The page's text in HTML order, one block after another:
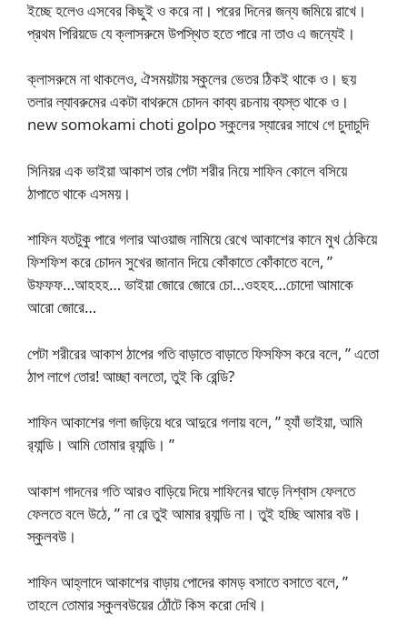
ইচ্ছে হলেও এসবের কিছুই ও করে না। পরের দিনের জন্য জমিয়ে রাখে।
প্রথম পিরিয়ডে যে ক্লাসরুমে উপস্থিত হতে পারে না তাও এ জন্যেই।
ক্লাসরুমে না থাকলেও, ঐসময়টায় স্কুলের ভেতর ঠিকই থাকে ও। ছয়
তলার ল্যাবরুমের একটা বাথরুমে চোদন কাব্য রচনায় ব্যস্ত থাকে ও।
new somokami choti golpo স্কুলের স্যারের সাথে গে চুদাচুদি
সিনিয়র এক ভাইয়া আকাশ তার পেটা শরীর নিয়ে শাফিন কোলে বসিয়ে
ঠাপাতে থাকে এসময়।
শাফিন যতটুকু পারে গলার আওয়াজ নামিয়ে রেখে আকাশের কানে মুখ ঠেকিয়ে
ফিশফিশ করে চোদন সুখের জানান দিয়ে কোঁকাতে কোঁকাতে বলে, ”
উফফফ…আহহহ… ভাইয়া জোরে জোরে চো…ওহহহ…চোদো আমাকে
আরো জোরে…
পেটা শরীরের আকাশ ঠাপের গতি বাড়াতে বাড়াতে ফিসফিস করে বলে, ” এতো
ঠাপ লাগে তোর! আচ্ছা বলতো, তুই কি রেন্ডি?
শাফিন আকাশের গলা জড়িয়ে ধরে আদুরে গলায় বলে, ” হ্যাঁ ভাইয়া, আমি
র‍্যান্ডি। আমি তোমার র‍্যান্ডি। ”
আকাশ গাদনের গতি আরও বাড়িয়ে দিয়ে শাফিনের ঘাড়ে নিশ্বাস ফেলতে
ফেলতে বলে উঠে, ” না রে তুই আমার র‍্যান্ডি না। তুই হচ্ছি আমার বউ।
স্কুলবউ।
শাফিন আহ্লাদে আকাশের বাড়ায় পোদের কামড় বসাতে বসাতে বলে, ”
তাহলে তোমার স্কুলবউয়ের ঠোঁটে কিস করো দেখি।